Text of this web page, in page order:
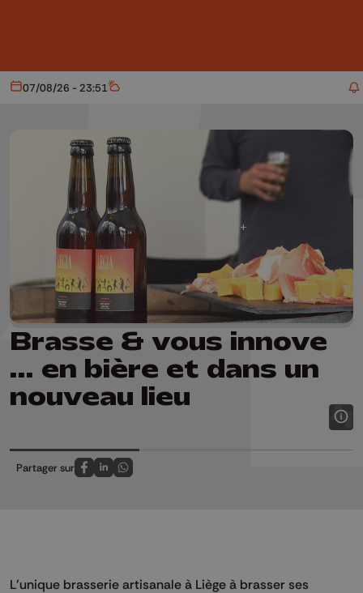
Aujourd'hui
07/08/26 - 23:51 Météo
Brasse & vous innove
... en bière et dans un
nouveau lieu
Partager sur
Partagez sur FaceBook
Partagez sur LinkedIn
Partagez sur Whatsapp
L'unique brasserie artisanale à Liège à brasser ses